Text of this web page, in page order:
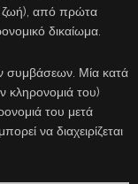
από πρώτα
δικαίωμα.
συμβάσεων. Μία κατά
κληρονομιά του)
του μετά
να διαχειρίζεται